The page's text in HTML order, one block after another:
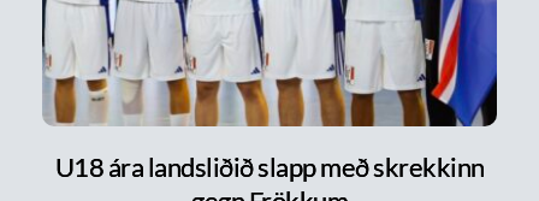
U18 ára landsliðið slapp með skrekkinn